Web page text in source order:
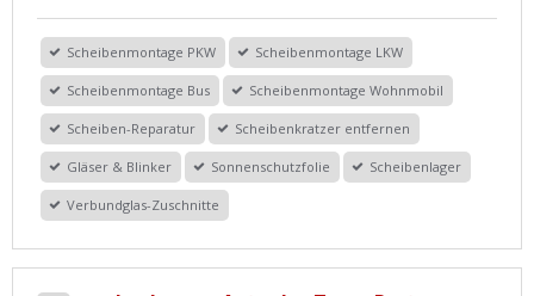
Scheibenmontage PKW Scheibenmontage LKW
Scheibenmontage Bus Scheibenmontage Wohnmobil
Scheiben-Reparatur Scheibenkratzer entfernen
Gläser & Blinker Sonnenschutzfolie Scheibenlager
Verbundglas-Zuschnitte